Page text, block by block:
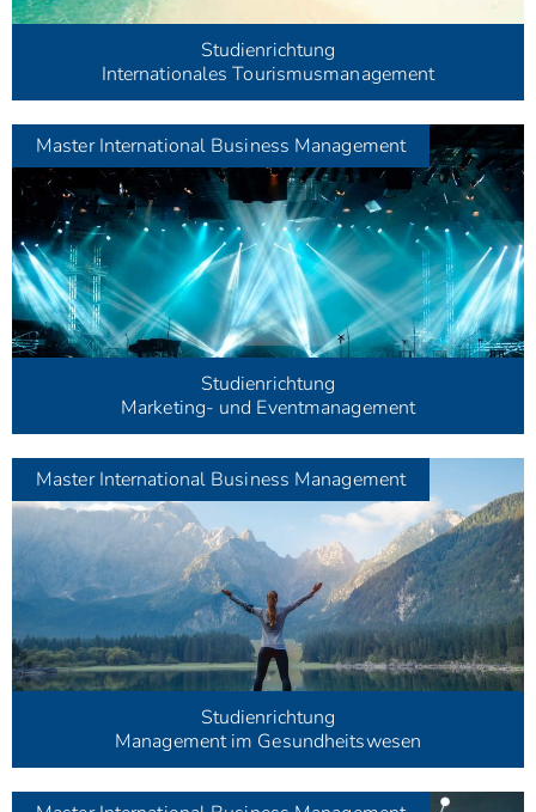
Studienrichtung
Internationales Tourismusmanagement
MasterInternational Business Management
Studienrichtung
Marketing- und Eventmanagement
MasterInternational Business Management
Studienrichtung
Management im Gesundheitswesen